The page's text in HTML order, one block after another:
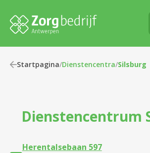
Startpagina/Dienstencentra/Silsburg
Dienstencentrum
Herentalsebaan 597